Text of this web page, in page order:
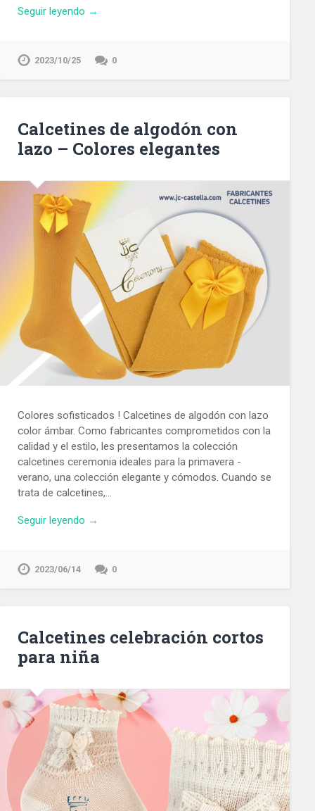
Seguir leyendo →
2023/10/25 0
Calcetines de algodón con
lazo – Colores elegantes
Colores sofisticados ! Calcetines de algodón con lazo
color ámbar. Como fabricantes comprometidos con la
calidad y el estilo, les presentamos la colección
calcetines ceremonia ideales para la primavera -
verano, una colección elegante y cómodos. Cuando se
trata de calcetines,…
Seguir leyendo →
2023/06/14 0
Calcetines celebración cortos
para niña